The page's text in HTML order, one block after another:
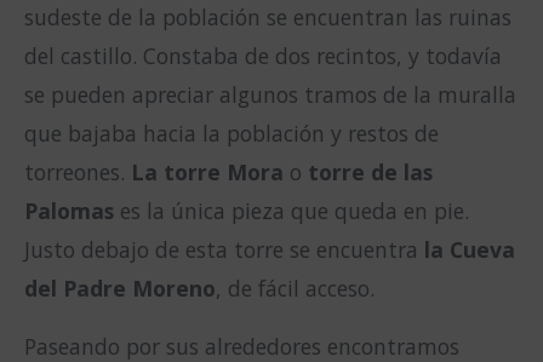
sudeste de la población se encuentran las ruinas
del castillo. Constaba de dos recintos, y todavía
se pueden apreciar algunos tramos de la muralla
que bajaba hacia la población y restos de
torreones. La torre Mora o torre de las
Palomas es la única pieza que queda en pie.
Justo debajo de esta torre se encuentra la Cueva
del Padre Moreno, de fácil acceso.
Paseando por sus alrededores encontramos